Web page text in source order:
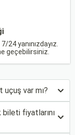
yanınızdayız.
geçebilirsiniz.
uçuş var mı?
bileti fiyatlarını